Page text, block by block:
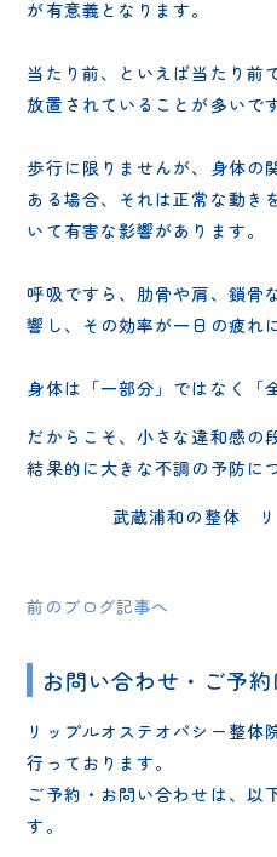
が有意義となります。
当たり前、といえば当たり前
放置されていることが多いです
歩行に限りませんが、身体の
ある場合、それは正常な動き
いて有害な影響があります。
呼吸ですら、肋骨や肩、鎖骨
響し、その効率が一日の疲れ
身体は「一部分」ではなく「
だからこそ、小さな違和感の
結果的に大きな不調の予防に
武蔵浦和の整体 リ
前のブログ記事へ
お問い合わせ・ご予約
リップルオステオパシー整体
行っております。
ご予約・お問い合わせは、以
す。